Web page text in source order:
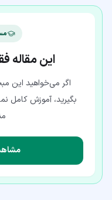
این
اگر می‌خواهید این
بگیرید، آموزش کامل